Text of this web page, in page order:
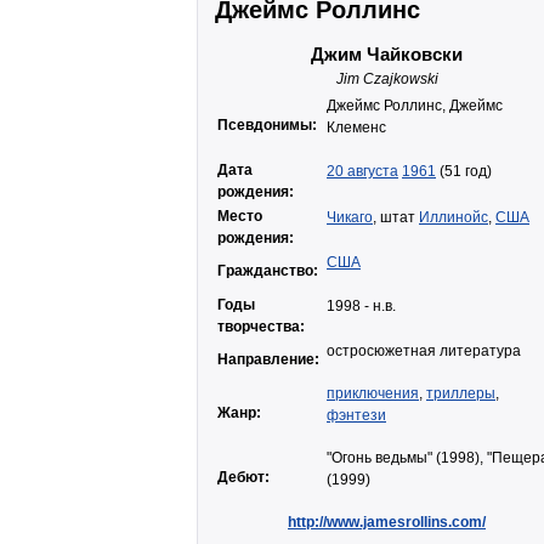
Джеймс Роллинс
Джим Чайковски
Jim Czajkowski
Псевдонимы:
Джеймс Роллинс, Джеймс
Клеменс
Дата
рождения:
20 августа 1961 (51 год)
Место
рождения:
Чикаго, штат Иллинойс, США
Гражданство: США
Годы
творчества:
1998 - н.в.
Направление: остросюжетная литература
Жанр:
приключения, триллеры,
фэнтези
Дебют:
"Огонь ведьмы" (1998),
(1999)
http://www.jamesrollins.com/